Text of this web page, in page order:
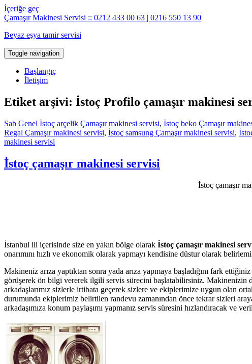
İçeriğe geç
Çamaşır Makinesi Servisi :: 0212 433 00 63 | 0216 550 13 90
Beyaz eşya tamir servisi
Toggle navigation
Başlangıç
İletişim
Etiket arşivi: İstoç Profilo çamaşır makinesi
Sab Genel İstoç arçelik Çamaşır makinesi servisi, İstoç beko Çamaşır
Regal Çamaşır makinesi servisi, İstoç samsung Çamaşır makinesi servisi,
makinesi servisi
İstoç çamaşır makinesi servisi
İstoç çamaşır
İstanbul ili içerisinde size en yakın bölge olarak İstoç çamaşır makinesi
onarımını hızlı ve ekonomik olarak yapmayı kendisine düstur olarak
Makineniz arıza yaptıktan sonra yada arıza yapmaya başladığını fark ettiğiniz
görüşerek ön bilgi vererek ilgili servis sürecini başlatabilirsiniz. Makinenizin
arkadaşlarımız sizlerle irtibata geçerek sizlere ve ekiplerimize uygun olan
durumunda ekiplerimiz belirtilen randevu zamanından önce tekrar sizleri
arkadaşımıza konum paylaşımı yapmanız servis süresini hızlandıracak ve